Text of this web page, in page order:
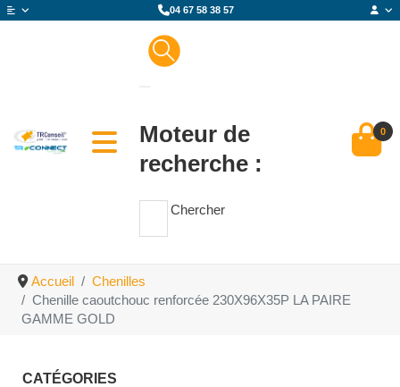
04 67 58 38 57
Moteur de
recherche :
Chercher
0
Accueil
Chenilles
Chenille caoutchouc renforcée 230X96X35P LA PAIRE
GAMME GOLD
CATÉGORIES